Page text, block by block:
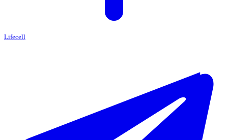
Lifecell